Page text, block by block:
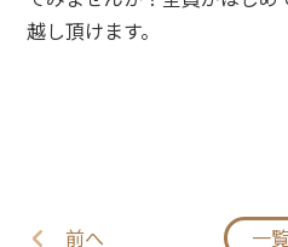
越し頂けます。
前へ 一